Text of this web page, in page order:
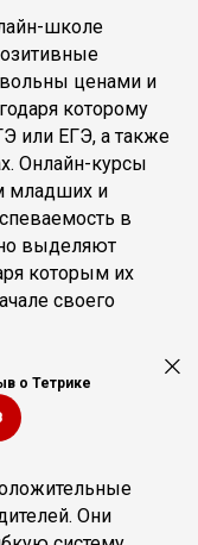
школе
ценами и
которому
или ЕГЭ, а также
Онлайн-курсы
младших и
в
выделяют
которым их
своего
о Тетрике
Они